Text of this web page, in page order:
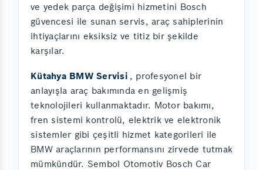
ve yedek parça değişimi hizmetini Bosch
güvencesi ile sunan servis, araç sahiplerinin
ihtiyaçlarını eksiksiz ve titiz bir şekilde
karşılar.
Kütahya BMW Servisi , profesyonel bir
anlayışla araç bakımında en gelişmiş
teknolojileri kullanmaktadır. Motor bakımı,
fren sistemi kontrolü, elektrik ve elektronik
sistemler gibi çeşitli hizmet kategorileri ile
BMW araçlarının performansını zirvede tutmak
mümkündür. Sembol Otomotiv Bosch Car